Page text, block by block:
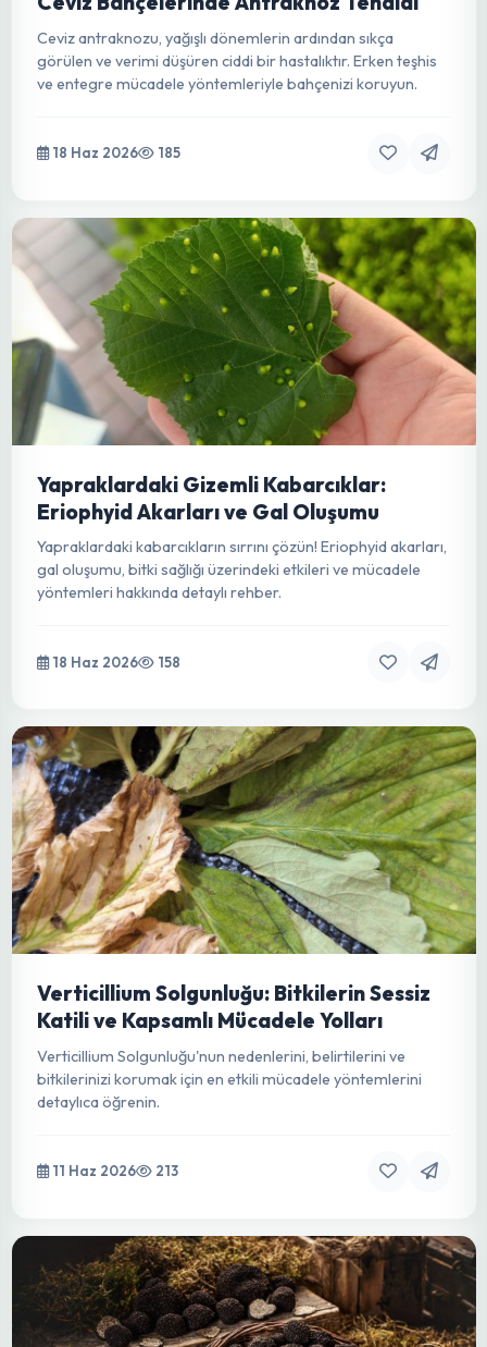
Ceviz Bahçelerinde Antraknoz Tehdidi
Ceviz antraknozu, yağışlı dönemlerin ardından sıkça
görülen ve verimi düşüren ciddi bir hastalıktır. Erken teşhis
ve entegre mücadele yöntemleriyle bahçenizi koruyun.
18 Haz 2026 185
Yapraklardaki Gizemli Kabarcıklar:
Eriophyid Akarları ve Gal Oluşumu
Yapraklardaki kabarcıkların sırrını çözün! Eriophyid akarları,
gal oluşumu, bitki sağlığı üzerindeki etkileri ve mücadele
yöntemleri hakkında detaylı rehber.
18 Haz 2026 158
Verticillium Solgunluğu: Bitkilerin Sessiz
Katili ve Kapsamlı Mücadele Yolları